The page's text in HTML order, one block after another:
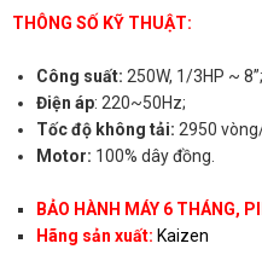
THÔNG SỐ KỸ THUẬT:
Công suất: 250W, 1/3HP ~ 8”;
Điện áp: 220~50Hz;
Tốc độ không tải: 2950
Motor: 100% dây đồng.
BẢO HÀNH MÁY 6 THÁNG,
Hãng sản xuất: Kaizen